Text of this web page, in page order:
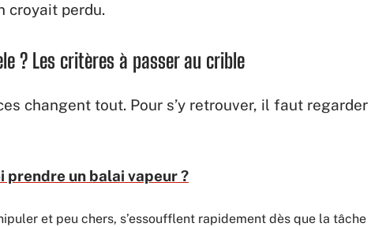
croyait perdu.
? Les critères à passer au crible
changent tout. Pour s’y retrouver, il faut regarder
prendre un balai vapeur ?
et peu chers, s’essoufflent rapidement dès que la tâche